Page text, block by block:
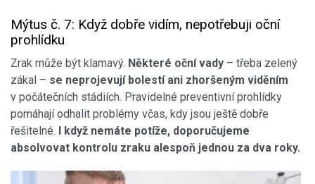
Mýtus č. 7: Když dobře vidím, nepotřebuji oční
prohlídku
Zrak může být klamavý. Některé oční vady – třeba zelený
zákal – se neprojevují bolestí ani zhoršeným viděním
v počátečních stádiích. Pravidelné preventivní prohlídky
pomáhají odhalit problémy včas, kdy jsou ještě dobře
řešitelné. I když nemáte potíže, doporučujeme
absolvovat kontrolu zraku alespoň jednou za dva roky.